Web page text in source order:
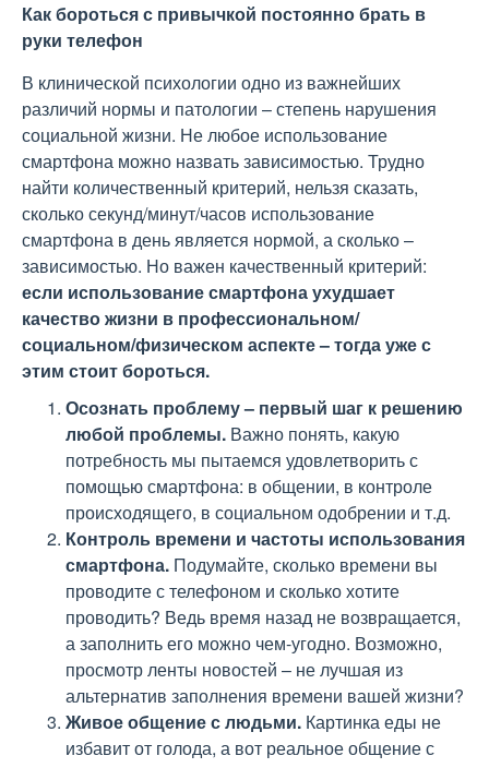
Как бороться с привычкой постоянно брать в
руки телефон
В клинической психологии одно из важнейших
различий нормы и патологии – степень нарушения
социальной жизни. Не любое использование
смартфона можно назвать зависимостью. Трудно
найти количественный критерий, нельзя сказать,
сколько секунд/минут/часов использование
смартфона в день является нормой, а сколько –
зависимостью. Но важен качественный критерий:
если использование смартфона ухудшает
качество жизни в профессиональном/
социальном/физическом аспекте – тогда уже с
этим стоит бороться.
Осознать проблему – первый шаг к решению
любой проблемы. Важно понять, какую
потребность мы пытаемся удовлетворить с
помощью смартфона: в общении, в контроле
происходящего, в социальном одобрении и т.д.
Контроль времени и частоты использования
смартфона. Подумайте, сколько времени вы
проводите с телефоном и сколько хотите
проводить? Ведь время назад не возвращается,
а заполнить его можно чем-угодно. Возможно,
просмотр ленты новостей – не лучшая из
альтернатив заполнения времени вашей жизни?
Живое общение с людьми. Картинка еды не
избавит от голода, а вот реальное общение с